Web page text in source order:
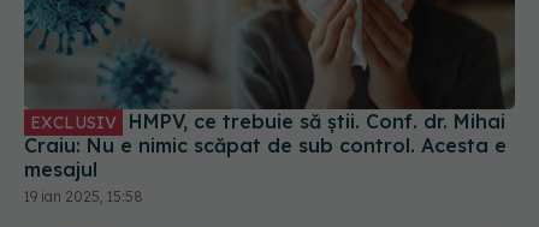
EXCLUSIV
Craiu: Nu e nimic scăpat de sub control. Acesta e
mesajul
19 ian 2025, 15:58